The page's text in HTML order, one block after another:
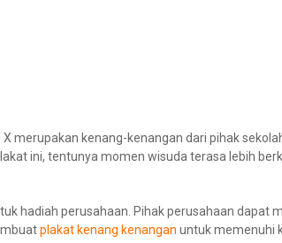
merupakan kenang-kenangan dari pihak
ini, tentunya momen wisuda terasa lebih
hadiah perusahaan. Pihak perusahaan
plakat kenang kenangan untuk memenuhi